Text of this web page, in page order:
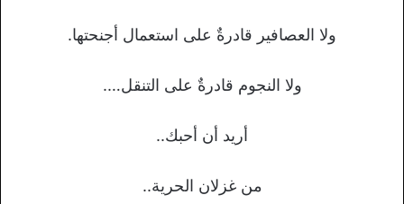
ولا العصافير قادرةٌ على استعمال أجنحتها.
ولا النجوم قادرةٌ على التنقل….
أريد أن أحبك..
من غزلان الحرية..